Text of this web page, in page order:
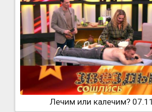
Лечим или калечим?